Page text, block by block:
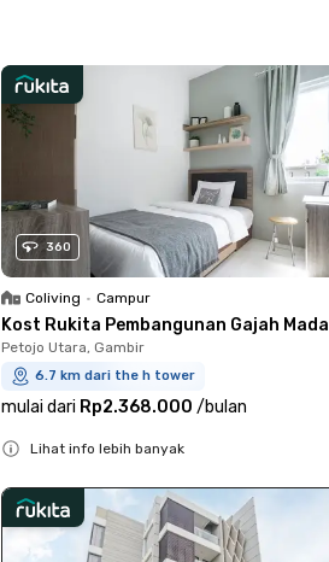
360
Coliving • Campur
Kost Rukita Pembangunan Gajah Mada
Petojo Utara, Gambir
6.7 km dari the h tower
mulai dari Rp2.368.000 /bulan
Lihat info lebih banyak